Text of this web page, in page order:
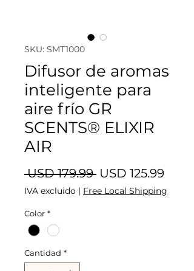
SKU: SMT1000
Difusor de aromas
inteligente para
aire frío GR
SCENTS® ELIXIR
AIR
USD 179.99 Precio
USD 125.99
IVA excluido | Free Local Shipping
Color *
Cantidad *